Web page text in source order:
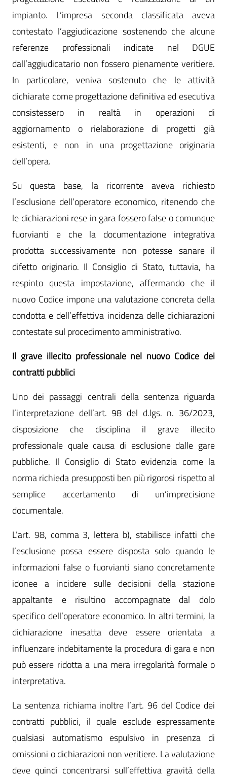
impianto. L’impresa seconda classificata aveva
contestato l’aggiudicazione sostenendo che alcune
referenze professionali indicate nel DGUE
dall’aggiudicatario non fossero pienamente veritiere.
In particolare, veniva sostenuto che le attività
dichiarate come progettazione definitiva ed esecutiva
consistessero in realtà in operazioni di
aggiornamento o rielaborazione di progetti già
esistenti, e non in una progettazione originaria
dell’opera.
Su questa base, la ricorrente aveva richiesto
l’esclusione dell’operatore economico, ritenendo che
le dichiarazioni rese in gara fossero false o comunque
fuorvianti e che la documentazione integrativa
prodotta successivamente non potesse sanare il
difetto originario. Il Consiglio di Stato, tuttavia, ha
respinto questa impostazione, affermando che il
nuovo Codice impone una valutazione concreta della
condotta e dell’effettiva incidenza delle dichiarazioni
contestate sul procedimento amministrativo.
Il grave illecito professionale nel nuovo Codice dei
contratti pubblici
Uno dei passaggi centrali della sentenza riguarda
l’interpretazione dell’art. 98 del d.lgs. n. 36/2023,
disposizione che disciplina il grave illecito
professionale quale causa di esclusione dalle gare
pubbliche. Il Consiglio di Stato evidenzia come la
norma richieda presupposti ben più rigorosi rispetto al
semplice accertamento di un’imprecisione
documentale.
L’art. 98, comma 3, lettera b), stabilisce infatti che
l’esclusione possa essere disposta solo quando le
informazioni false o fuorvianti siano concretamente
idonee a incidere sulle decisioni della stazione
appaltante e risultino accompagnate dal dolo
specifico dell’operatore economico. In altri termini, la
dichiarazione inesatta deve essere orientata a
influenzare indebitamente la procedura di gara e non
può essere ridotta a una mera irregolarità formale o
interpretativa.
La sentenza richiama inoltre l’art. 96 del Codice dei
contratti pubblici, il quale esclude espressamente
qualsiasi automatismo espulsivo in presenza di
omissioni o dichiarazioni non veritiere. La valutazione
deve quindi concentrarsi sull’effettiva gravità della